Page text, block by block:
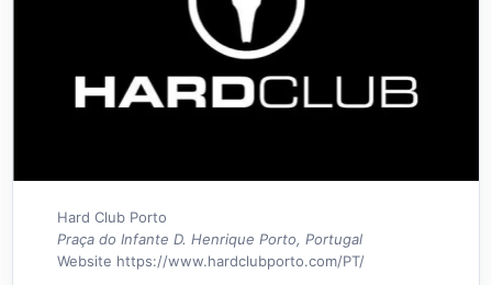
Hard Club Porto
Praça do Infante D. Henrique Porto, Portugal
Website https://www.hardclubporto.com/PT/